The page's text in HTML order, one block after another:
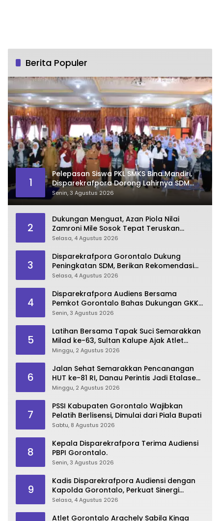
Berita Populer
1
Pelepasan Siswa PKL SMKS Bina Mandiri,
Disparekrafpora Dorong Lahirnya SDM
Pariwisata Unggul
Senin, 3 Agustus 2026
2
Dukungan Menguat, Azan Piola Nilai
Zamroni Mile Sosok Tepat Teruskan
Pembangunan Bone Bolango
Selasa, 4 Agustus 2026
3
Disparekrafpora Gorontalo Dukung
Peningkatan SDM, Berikan Rekomendasi
Studi S3 bagi Pegawai
Selasa, 4 Agustus 2026
4
Disparekrafpora Audiens Bersama
Pemkot Gorontalo Bahas Dukungan GKK
2026
Senin, 3 Agustus 2026
5
Latihan Bersama Tapak Suci Semarakkan
Milad ke-63, Sultan Kalupe Ajak Atlet
Lestarikan Budaya Bela Diri
Minggu, 2 Agustus 2026
6
Jalan Sehat Semarakkan Pencanangan
HUT ke-81 RI, Danau Perintis Jadi Etalase
Wisata Gorontalo
Minggu, 2 Agustus 2026
7
PSSI Kabupaten Gorontalo Wajibkan
Pelatih Berlisensi, Dimulai dari Piala Bupati
Sabtu, 8 Agustus 2026
8
Kepala Disparekrafpora Terima Audiensi
PBPI Gorontalo.
Senin, 3 Agustus 2026
9
Kadis Disparekrafpora Audiensi dengan
Kapolda Gorontalo, Perkuat Sinergi
Sukseskan Gorontalo Karnaval Karawo
Selasa, 4 Agustus 2026
Atlet Gorontalo Arachely Sabila Kinga